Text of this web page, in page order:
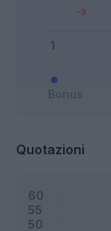
Bonus
Quotazioni